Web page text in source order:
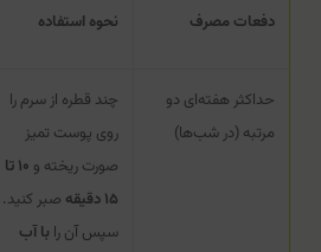
دفعات مصرف نحوه استفاده
حداکثر هفته‌ای دو
مرتبه (در شب‌ها)
چند قطره از سرم را
روی پوست تمیز
صورت ریخته و
۱۰ تا
۱۵ دقیقه
صبر کنید.
سپس آن را با آب